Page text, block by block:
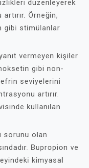
düzenleyerek
Örneğin,
gibi stimülanlar
vermeyen kişiler
gibi non-
seviyelerini
artırır.
kullanılan
sorunu olan
Bupropion ve
kimyasal